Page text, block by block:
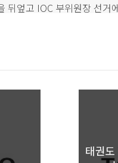
뒤엎고 IOC 부위원장 선거
홍희의 후임으로 북한의
태권